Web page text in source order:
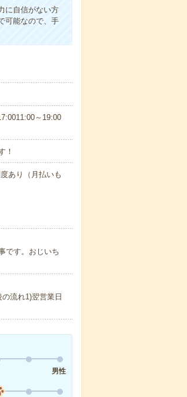
に自信がない方
可能なので、手
～19:00
！
あり（月払いも
です。おじいち
流れ1)翌営業日
男性